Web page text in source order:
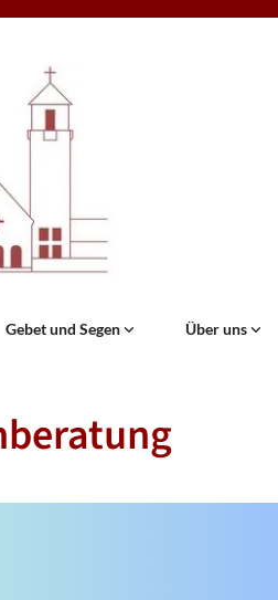
Gebet und Segen Über uns